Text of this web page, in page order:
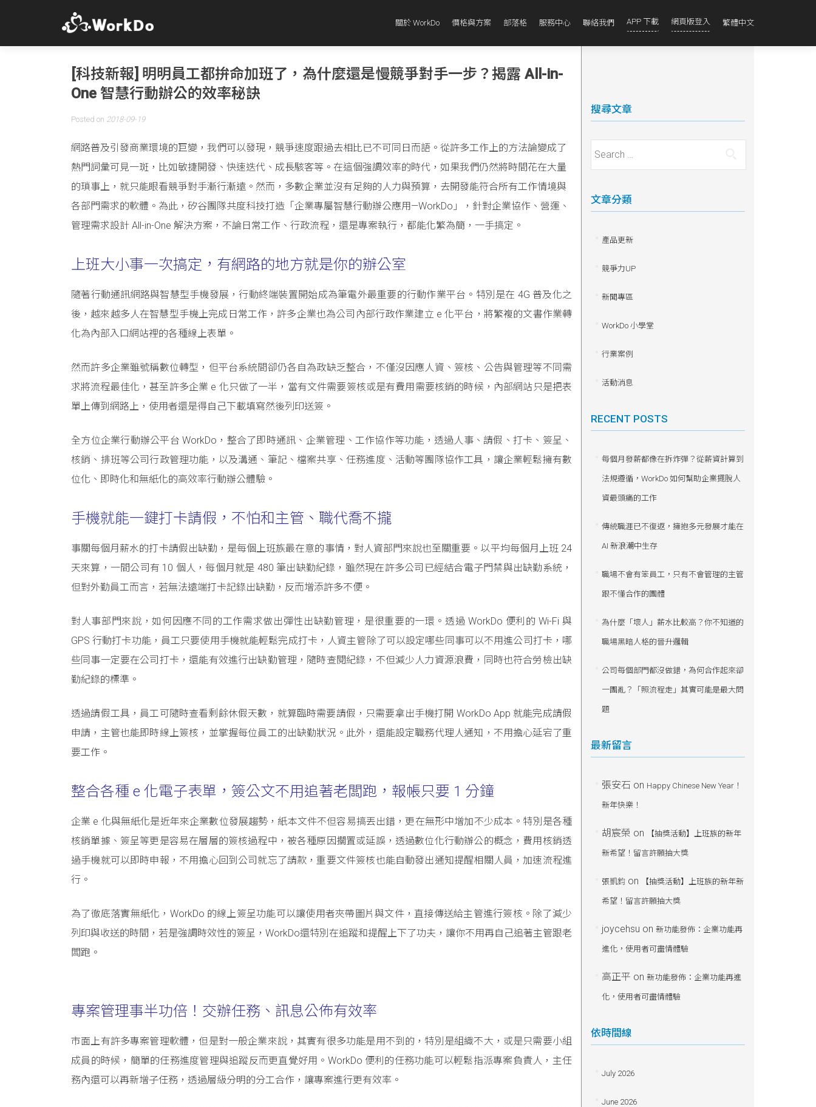
關於 WorkDo 價格與方案 部落格 服務中心 聯絡我們 APP 下載 網頁版登入 繁體中文
[科技新報] 明明員工都拚命加班了，為什麼還是慢競爭對手一步？揭露 All-in-
One 智慧行動辦公的效率秘訣
Posted on 2018-09-19
網路普及引發商業環境的巨變，我們可以發現，競爭速度跟過去相比已不可同日而語。從許多工作上的方法論變成了
熱門詞彙可見一斑，比如敏捷開發、快速迭代、成長駭客等。在這個強調效率的時代，如果我們仍然將時間花在大量
的瑣事上，就只能眼看競爭對手漸行漸遠。然而，多數企業並沒有足夠的人力與預算，去開發能符合所有工作情境與
各部門需求的軟體。為此，矽谷團隊共度科技打造「企業專屬智慧行動辦公應用—WorkDo」，針對企業協作、營運、
管理需求設計 All-in-One 解決方案，不論日常工作、行政流程，還是專案執行，都能化繁為簡，一手搞定。
上班大小事一次搞定，有網路的地方就是你的辦公室
隨著行動通訊網路與智慧型手機發展，行動終端裝置開始成為筆電外最重要的行動作業平台。特別是在 4G 普及化之
後，越來越多人在智慧型手機上完成日常工作，許多企業也為公司內部行政作業建立 e 化平台，將繁複的文書作業轉
化為內部入口網站裡的各種線上表單。
然而許多企業雖號稱數位轉型，但平台系統間卻仍各自為政缺乏整合，不僅沒因應人資、簽核、公告與管理等不同需
求將流程最佳化，甚至許多企業 e 化只做了一半，當有文件需要簽核或是有費用需要核銷的時候，內部網站只是把表
單上傳到網路上，使用者還是得自己下載填寫然後列印送簽。
全方位企業行動辦公平台 WorkDo，整合了即時通訊、企業管理、工作協作等功能，透過人事、請假、打卡、簽呈、
核銷、排班等公司行政管理功能，以及溝通、筆記、檔案共享、任務進度、活動等團隊協作工具，讓企業輕鬆擁有數
位化、即時化和無紙化的高效率行動辦公體驗。
手機就能一鍵打卡請假，不怕和主管、職代喬不攏
事關每個月薪水的打卡請假出缺勤，是每個上班族最在意的事情，對人資部門來說也至關重要。以平均每個月上班 24
天來算，一間公司有 10 個人，每個月就是 480 筆出缺勤紀錄，雖然現在許多公司已經結合電子門禁與出缺勤系統，
但對外勤員工而言，若無法遠端打卡記錄出缺勤，反而增添許多不便。
對人事部門來說，如何因應不同的工作需求做出彈性出缺勤管理，是很重要的一環。透過 WorkDo 便利的 Wi-Fi 與
GPS 行動打卡功能，員工只要使用手機就能輕鬆完成打卡，人資主管除了可以設定哪些同事可以不用進公司打卡，哪
些同事一定要在公司打卡，還能有效進行出缺勤管理，隨時查閱紀錄，不但減少人力資源浪費，同時也符合勞檢出缺
勤紀錄的標準。
透過請假工具，員工可隨時查看剩餘休假天數，就算臨時需要請假，只需要拿出手機打開 WorkDo App 就能完成請假
申請，主管也能即時線上簽核，並掌握每位員工的出缺勤狀況。此外，還能設定職務代理人通知，不用擔心延宕了重
要工作。
整合各種 e 化電子表單，簽公文不用追著老闆跑，報帳只要 1 分鐘
企業 e 化與無紙化是近年來企業數位發展趨勢，紙本文件不但容易搞丟出錯，更在無形中增加不少成本。特別是各種
核銷單據、簽呈等更是容易在層層的簽核過程中，被各種原因擱置或延誤，透過數位化行動辦公的概念，費用核銷透
過手機就可以即時申報，不用擔心回到公司就忘了請款，重要文件簽核也能自動發出通知提醒相關人員，加速流程進
行。
為了徹底落實無紙化，WorkDo 的線上簽呈功能可以讓使用者夾帶圖片與文件，直接傳送給主管進行簽核。除了減少
列印與收送的時間，若是強調時效性的簽呈，WorkDo還特別在追蹤和提醒上下了功夫，讓你不用再自己追著主管跟老
闆跑。
專案管理事半功倍！交辦任務、訊息公佈有效率
市面上有許多專案管理軟體，但是對一般企業來說，其實有很多功能是用不到的，特別是組織不大，或是只需要小組
成員的時候，簡單的任務進度管理與追蹤反而更直覺好用。WorkDo 便利的任務功能可以輕鬆指派專案負責人，主任
務內還可以再新增子任務，透過層級分明的分工合作，讓專案進行更有效率。
搜尋文章
Search for:
文章分類
產品更新
競爭力UP
新聞專區
WorkDo 小學堂
行業案例
活動消息
RECENT POSTS
每個月發薪都像在拆炸彈？從薪資計算到
法規遵循，WorkDo 如何幫助企業擺脫人
資最頭痛的工作
傳統職涯已不復返，擁抱多元發展才能在
AI 新浪潮中生存
職場不會有笨員工，只有不會管理的主管
跟不懂合作的團體
為什麼「壞人」薪水比較高？你不知道的
職場黑暗人格的晉升邏輯
公司每個部門都沒做錯，為何合作起來卻
一團亂？「照流程走」其實可能是最大問
題
最新留言
張安石 on Happy Chinese New Year！
新年快樂！
胡宸榮 on 【抽獎活動】上班族的新年
新希望！留言許願抽大獎
張凱鈞on 【抽獎活動】上班族的新年新
希望！留言許願抽大獎
joycehsu on 新功能發佈：企業功能再
進化，使用者可盡情體驗
高正平 on 新功能發佈：企業功能再進
化，使用者可盡情體驗
依時間線
July 2026
June 2026